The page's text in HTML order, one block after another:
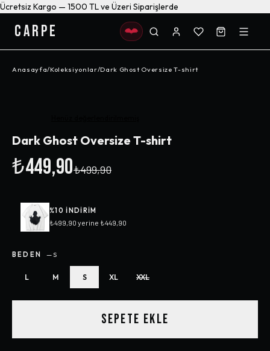
Ücretsiz Kargo — 1500 TL ve Üzeri Siparişlerde
CARPE
Anasayfa/Koleksiyonlar/Dark Ghost Oversize T-shirt
Dark Ghost Oversize T-shirt
₺449,90₺499,90
%10 INDIRIM
₺499,90 yerine ₺449,90
BEDEN —S
L M S XL XXL
SEPETE EKLE